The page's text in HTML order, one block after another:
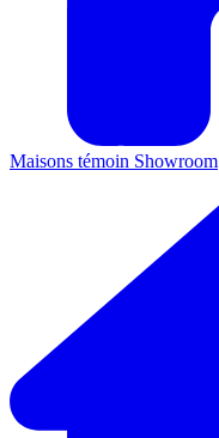
Maisons témoin Showroom